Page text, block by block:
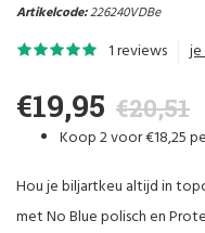
Artikelcode:226240VDBe
1 reviews
€19,95 €20,51
Koop2voor€18,25
Hou je biljartkeu altijd in
met No Blue polisch en